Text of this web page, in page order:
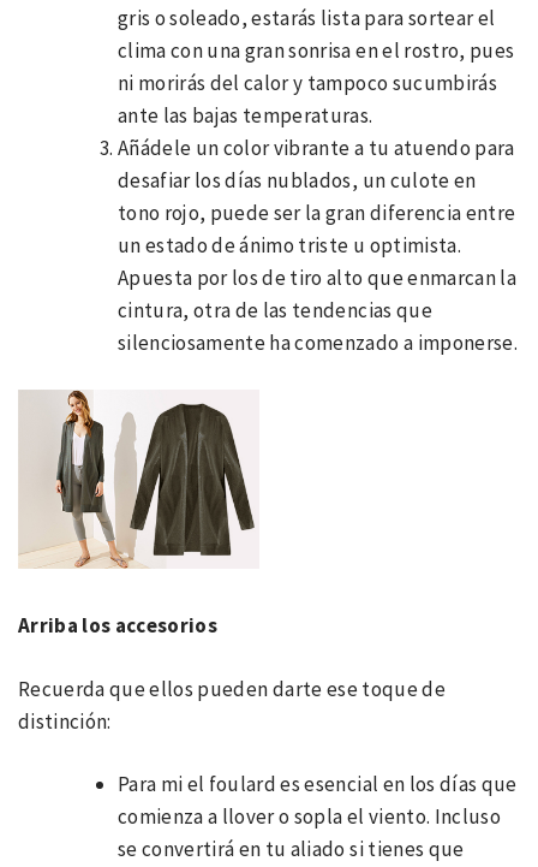
gris o soleado, estarás lista para sortear el
clima con una gran sonrisa en el rostro, pues
ni morirás del calor y tampoco sucumbirás
ante las bajas temperaturas.
Añádele un color vibrante a tu atuendo para
desafiar los días nublados, un culote en
tono rojo, puede ser la gran diferencia entre
un estado de ánimo triste u optimista.
Apuesta por los de tiro alto que enmarcan la
cintura, otra de las tendencias que
silenciosamente ha comenzado a imponerse.
Arriba los accesorios
Recuerda que ellos pueden darte ese toque de
distinción:
Para mi el foulard es esencial en los días que
comienza a llover o sopla el viento. Incluso
se convertirá en tu aliado si tienes que